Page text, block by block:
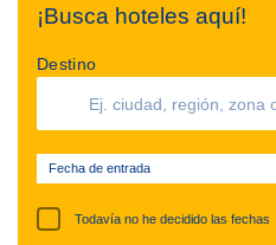
¡Busca hoteles aquí!
Destino
Fecha de entrada
Todavía no he decidido las fechas